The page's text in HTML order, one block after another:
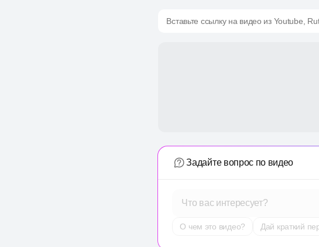
Вставьте ссылку на видео из Youtube,
Задайте вопрос по видео
Что вас интересует?
О чем это видео? Дай краткий